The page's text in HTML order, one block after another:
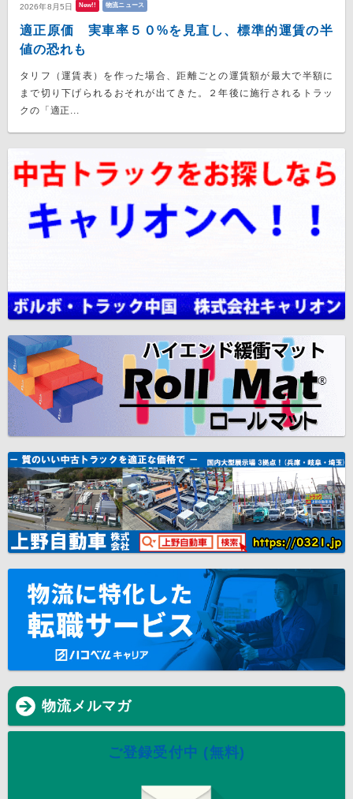
2026年8月5日 New!! 物流ニュース
適正原価 実車率５０%を見直し、標準的運賃の半
値の恐れも
タリフ（運賃表）を作った場合、距離ごとの運賃額が最大で半額に
まで切り下げられるおそれが出てきた。２年後に施行されるトラッ
クの「適正...
物流メルマガ
ご登録受付中 (無料)